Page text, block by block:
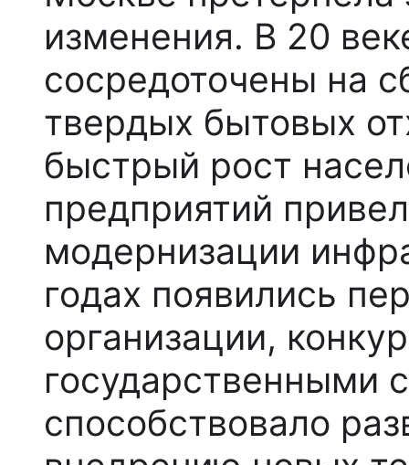
изменения. В 20
сосредоточены на
твердых бытовых
быстрый рост
предприятий
модернизации
годах появились
организации,
государственными
способствовало